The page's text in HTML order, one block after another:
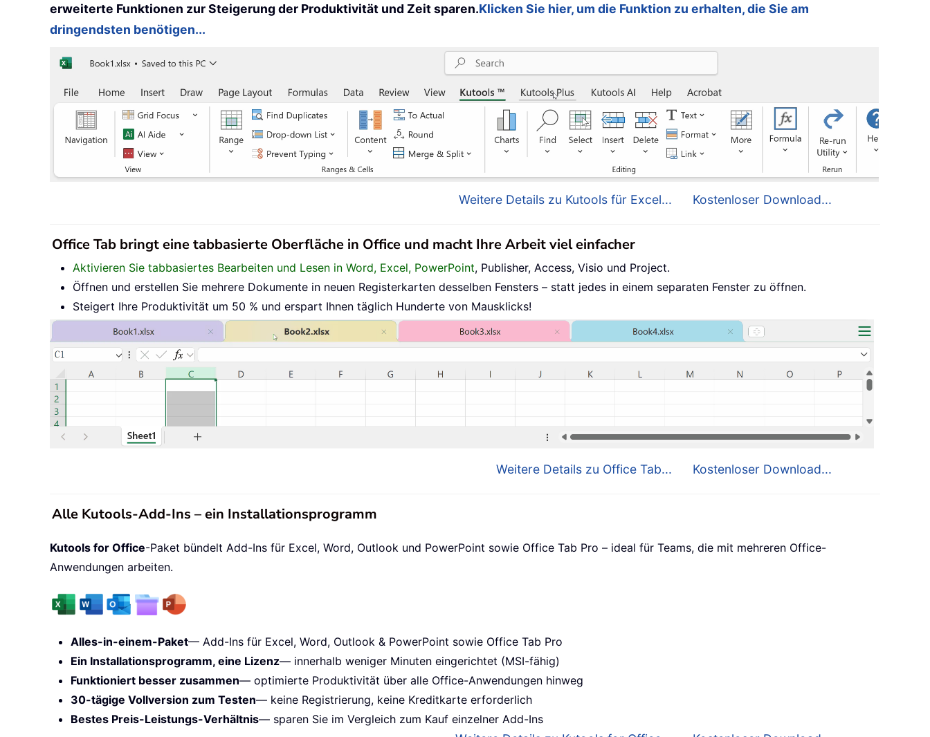
erweiterte Funktionen zur Steigerung der Produktivität und Zeit sparen.Klicken Sie hier, um die Funktion zu erhalten, die Sie am
dringendsten benötigen...
Weitere Details zu Kutools für Excel... Kostenloser Download...
Office Tab bringt eine tabbasierte Oberfläche in Office und macht Ihre Arbeit viel einfacher
Aktivieren Sie tabbasiertes Bearbeiten und Lesen in Word, Excel, PowerPoint, Publisher, Access, Visio und Project.
Öffnen und erstellen Sie mehrere Dokumente in neuen Registerkarten desselben Fensters – statt jedes in einem separaten Fenster zu öffnen.
Steigert Ihre Produktivität um 50 % und erspart Ihnen täglich Hunderte von Mausklicks!
Weitere Details zu Office Tab... Kostenloser Download...
Alle Kutools-Add-Ins – ein Installationsprogramm
Kutools for Office-Paket bündelt Add-Ins für Excel, Word, Outlook und PowerPoint sowie Office Tab Pro – ideal für Teams, die mit mehreren Office-
Anwendungen arbeiten.
Alles-in-einem-Paket— Add-Ins für Excel, Word, Outlook & PowerPoint sowie Office Tab Pro
Ein Installationsprogramm, eine Lizenz— innerhalb weniger Minuten eingerichtet (MSI-fähig)
Funktioniert besser zusammen— optimierte Produktivität über alle Office-Anwendungen hinweg
30-tägige Vollversion zum Testen— keine Registrierung, keine Kreditkarte erforderlich
Bestes Preis-Leistungs-Verhältnis— sparen Sie im Vergleich zum Kauf einzelner Add-Ins